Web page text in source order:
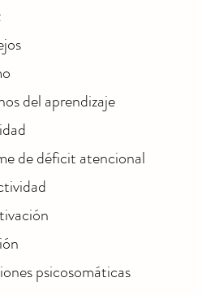
del aprendizaje
de déficit atencional
psicosomáticas